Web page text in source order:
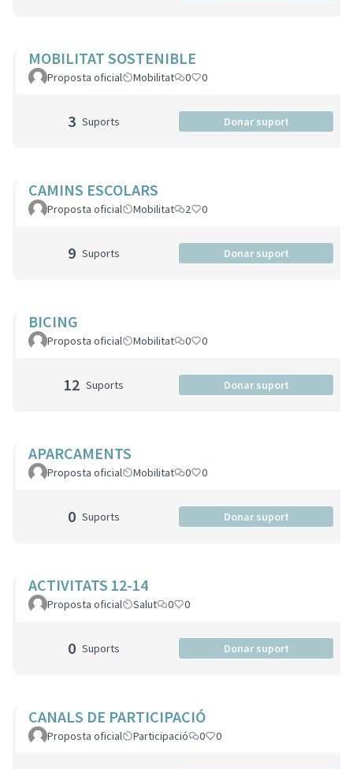
MOBILITAT SOSTENIBLE
Proposta oficial Mobilitat 0 0
3 Suports Donar suport
CAMINS ESCOLARS
Proposta oficial Mobilitat 2 0
9 Suports Donar suport
BICING
Proposta oficial Mobilitat 0 0
12 Suports Donar suport
APARCAMENTS
Proposta oficial Mobilitat 0 0
0 Suports Donar suport
ACTIVITATS 12-14
Proposta oficial Salut 0 0
0 Suports Donar suport
CANALS DE PARTICIPACIÓ
Proposta oficial Participació 0 0